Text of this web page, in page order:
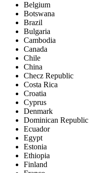
Belgium
Botswana
Brazil
Bulgaria
Cambodia
Canada
Chile
China
Checz Republic
Costa Rica
Croatia
Cyprus
Denmark
Dominican Republic
Ecuador
Egypt
Estonia
Ethiopia
Finland